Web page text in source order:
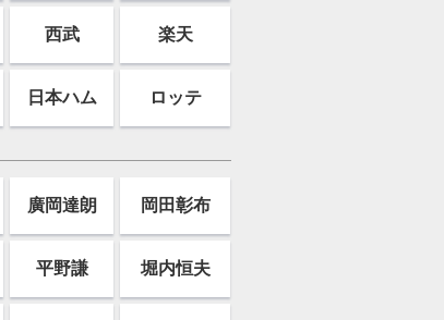
西武 楽天
日本ハム ロッテ
廣岡達朗 岡田彰布
平野謙 堀内恒夫